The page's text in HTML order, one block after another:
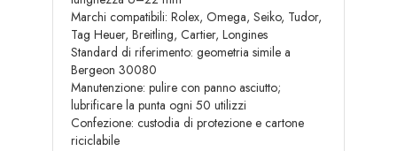
Marchi compatibili: Rolex, Omega, Seiko, Tudor,
Tag Heuer, Breitling, Cartier, Longines
Standard di riferimento: geometria simile a
Bergeon 30080
Manutenzione: pulire con panno asciutto;
lubrificare la punta ogni 50 utilizzi
Confezione: custodia di protezione e cartone
riciclabile